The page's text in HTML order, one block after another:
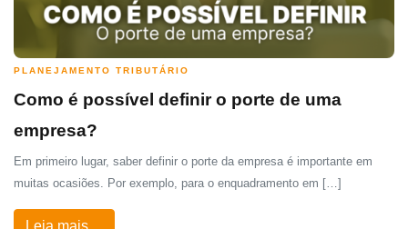
PLANEJAMENTO TRIBUTÁRIO
Como é possível definir o porte de uma
empresa?
Em primeiro lugar, saber definir o porte da empresa é importante em
muitas ocasiões. Por exemplo, para o enquadramento em […]